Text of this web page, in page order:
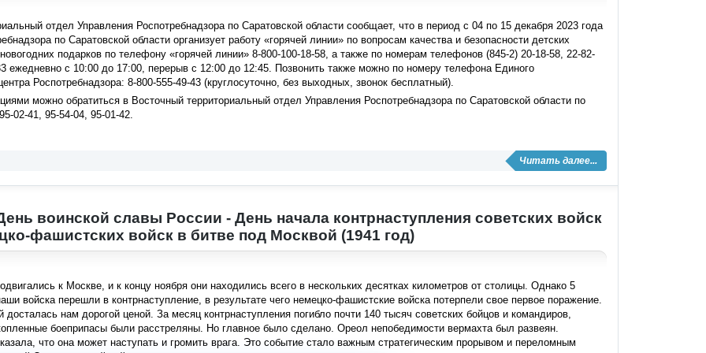
отдел Управления Роспотребнадзора по Саратовской области сообщает, что в период с 04 по 15 декабря 2023 года
по Саратовской области организует работу «горячей линии» по вопросам качества и безопасности детских
подарков по телефону «горячей линии» 8-800-100-18-58, а также по номерам телефонов (845-2) 20-18-58, 22-82-
ежедневно с 10:00 до 17:00, перерыв с 12:00 до 12:45. Позвонить также можно по номеру телефона Единого
Роспотребнадзора: 8-800-555-49-43 (круглосуточно, без выходных, звонок бесплатный).
можно обратиться в Восточный территориальный отдел Управления Роспотребнадзора по Саратовской области по
02-41, 95-54-04, 95-01-42.
Читать далее...
воинской славы России - День начала контрнаступления советских войск
фашистских войск в битве под Москвой (1941 год)
к Москве, и к концу ноября они находились всего в нескольких десятках километров от столицы. Однако 5
войска перешли в контрнаступление, в результате чего немецко-фашистские войска потерпели свое первое поражение.
нам дорогой ценой. За месяц контрнаступления погибло почти 140 тысяч советских бойцов и командиров,
боеприпасы были расстреляны. Но главное было сделано. Ореол непобедимости вермахта был развеян.
что она может наступать и громить врага. Это событие стало важным стратегическим прорывом и переломным